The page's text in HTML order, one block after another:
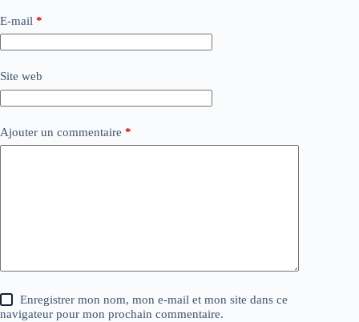
E-mail *
Site web
Ajouter un commentaire *
Enregistrer mon nom, mon e-mail et mon site dans ce
navigateur pour mon prochain commentaire.